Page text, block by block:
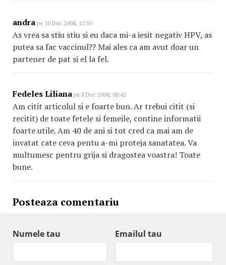
andra pe 10 Dec 2008, 12:50
As vrea sa stiu stiu si eu daca mi-a iesit negativ HPV, as
putea sa fac vaccinul?? Mai ales ca am avut doar un
partener de pat si el la fel.
Fedeles Liliana pe 8 Dec 2008, 08:42
Am citit articolul si e foarte bun. Ar trebui citit (si
recitit) de toate fetele si femeile, contine informatii
foarte utile. Am 40 de ani si tot cred ca mai am de
invatat cate ceva pentu a-mi proteja sanatatea. Va
multumesc pentru grija si dragostea voastra! Toate
bune.
Posteaza comentariu
Numele tau Emailul tau